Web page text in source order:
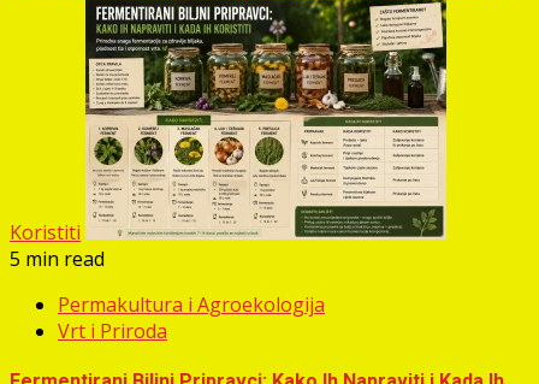
Koristiti
5 min read
Permakultura i Agroekologija
Vrt i Priroda